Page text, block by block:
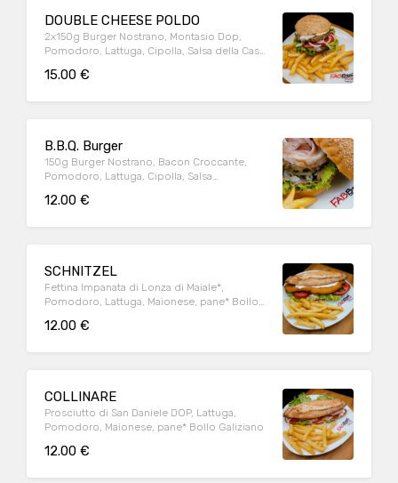
DOUBLE CHEESE POLDO
2x150g Burger Nostrano, Montasio Dop,
Pomodoro, Lattuga, Cipolla, Salsa della Casa,
15.00 €
B.B.Q. Burger
150g Burger Nostrano, Bacon Croccante,
Pomodoro, Lattuga, Cipolla, Salsa
12.00 €
SCHNITZEL
Fettina Impanata di Lonza di Maiale*,
Pomodoro, Lattuga, Maionese, pane* Bollo
12.00 €
COLLINARE
Prosciutto di San Daniele DOP, Lattuga,
Pomodoro, Maionese, pane* Bollo Galiziano
12.00 €